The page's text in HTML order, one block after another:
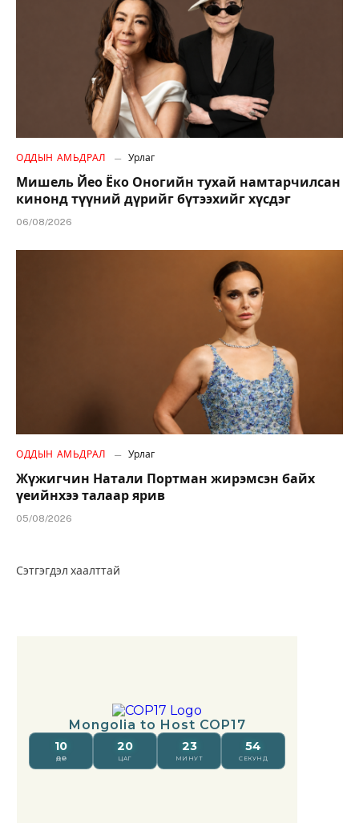
ОДДЫН АМЬДРАЛ Урлаг
Мишель Йео Ёко Оногийн тухай намтарчилсан
кинонд түүний дүрийг бүтээхийг хүсдэг
06/08/2026
ОДДЫН АМЬДРАЛ Урлаг
Жүжигчин Натали Портман жирэмсэн байх
үеийнхээ талаар ярив
05/08/2026
Сэтгэгдэл хаалттай